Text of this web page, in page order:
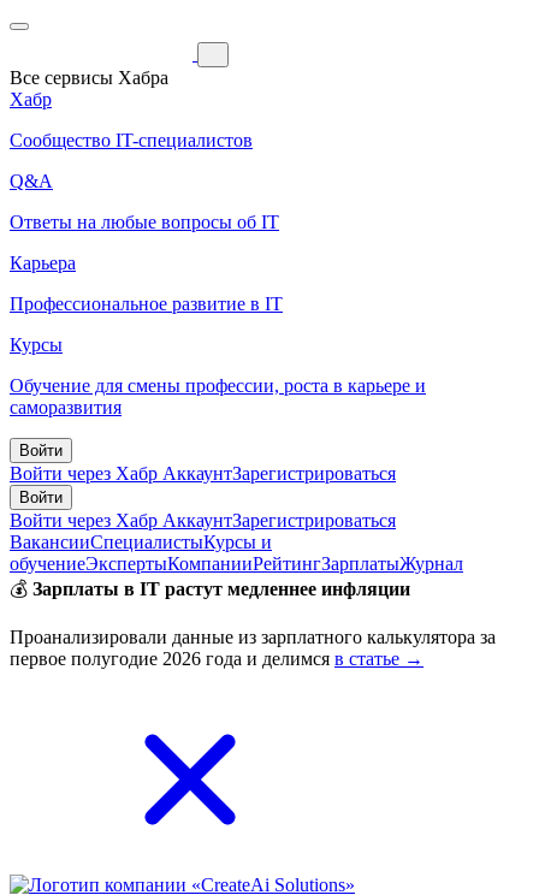
Все сервисы Хабра
Хабр
Сообщество IT-специалистов
Q&A
Ответы на любые вопросы об IT
Карьера
Профессиональное развитие в IT
Курсы
Обучение для смены профессии, роста в карьере и
саморазвития
Войти
Войти через Хабр АккаунтЗарегистрироваться
Войти
Войти через Хабр АккаунтЗарегистрироваться
ВакансииСпециалистыКурсы и
обучениеЭкспертыКомпанииРейтингЗарплатыЖурнал
💰 Зарплаты в IT растут медленнее инфляции
Проанализировали данные из зарплатного калькулятора за
первое полугодие 2026 года и делимся в статье →